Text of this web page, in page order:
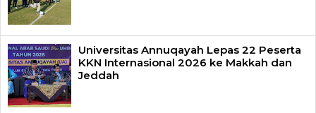
Universitas Annuqayah Lepas 22 Peserta
KKN Internasional 2026 ke Makkah dan
Jeddah